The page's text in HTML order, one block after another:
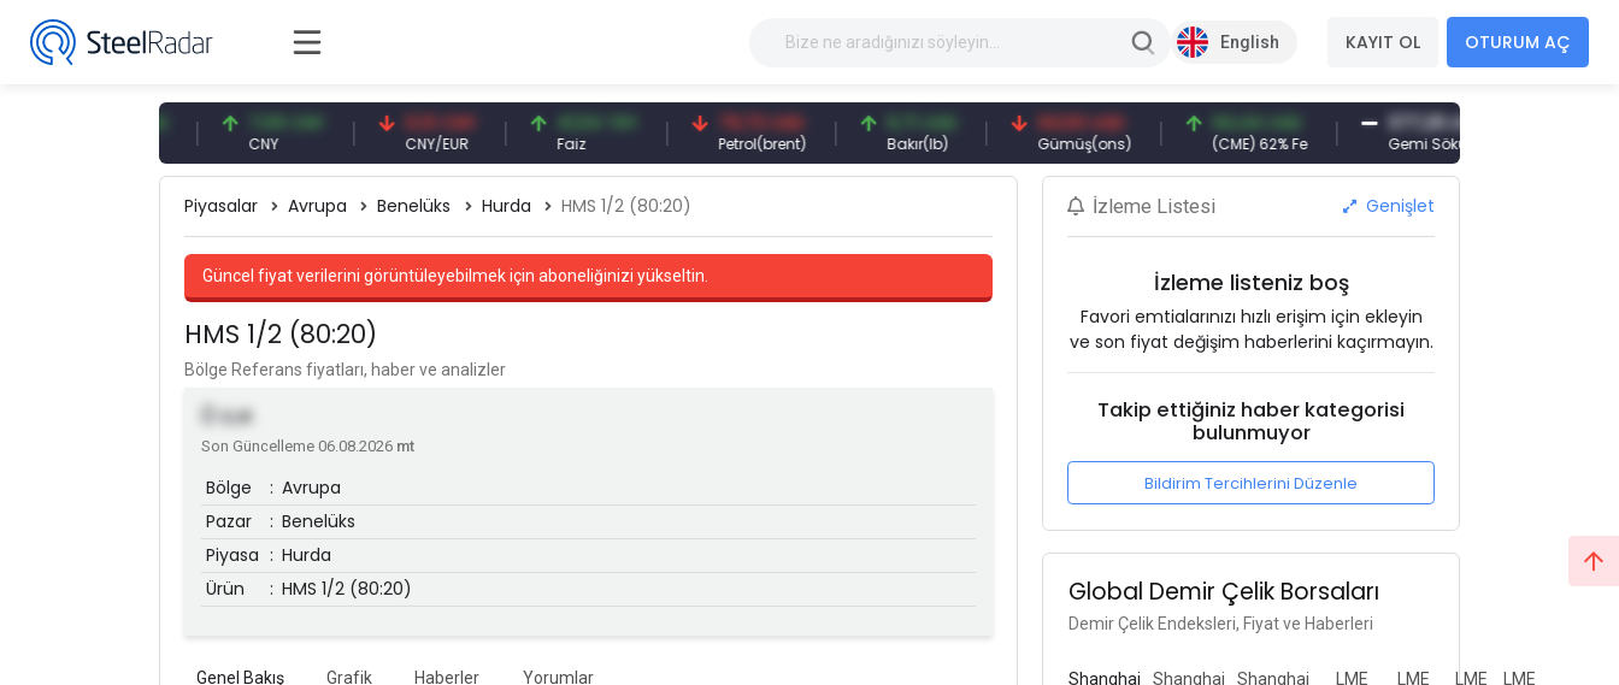
English KAYIT OL OTURUM AÇ
7,09 CNY
CNY
0,13 CNY
CNY/EUR
41,54 TRY
Faiz
79,73 USD
Petrol(brent)
6,71 USD
Bakır(lb)
94,50 USD
Gümüş(ons)
94,44 USD
(CME) 62% Fe
377,25 USD
Gemi Söküm
Piyasalar Avrupa Benelüks Hurda HMS 1/2 (80:20)
Güncel fiyat verilerini görüntüleyebilmek için aboneliğinizi yükseltin.
HMS 1/2 (80:20)
Bölge Referans fiyatları, haber ve analizler
0EUR
Son Güncelleme 06.08.2026 mt
Bölge : Avrupa
Pazar
: Benelüks
Piyasa : Hurda
Ürün
: HMS 1/2 (80:20)
Genel Bakış Grafik Haberler Yorumlar
İzleme Listesi Genişlet
İzleme listeniz boş
Favori emtialarınızı hızlı erişim için ekleyin
ve son fiyat değişim haberlerini kaçırmayın.
Takip ettiğiniz haber kategorisi
bulunmuyor
Bildirim Tercihlerini Düzenle
Global Demir Çelik Borsaları
Demir Çelik Endeksleri, Fiyat ve Haberleri
Shanghai
Shanghai
Shanghai
LME
LME
LME
LME